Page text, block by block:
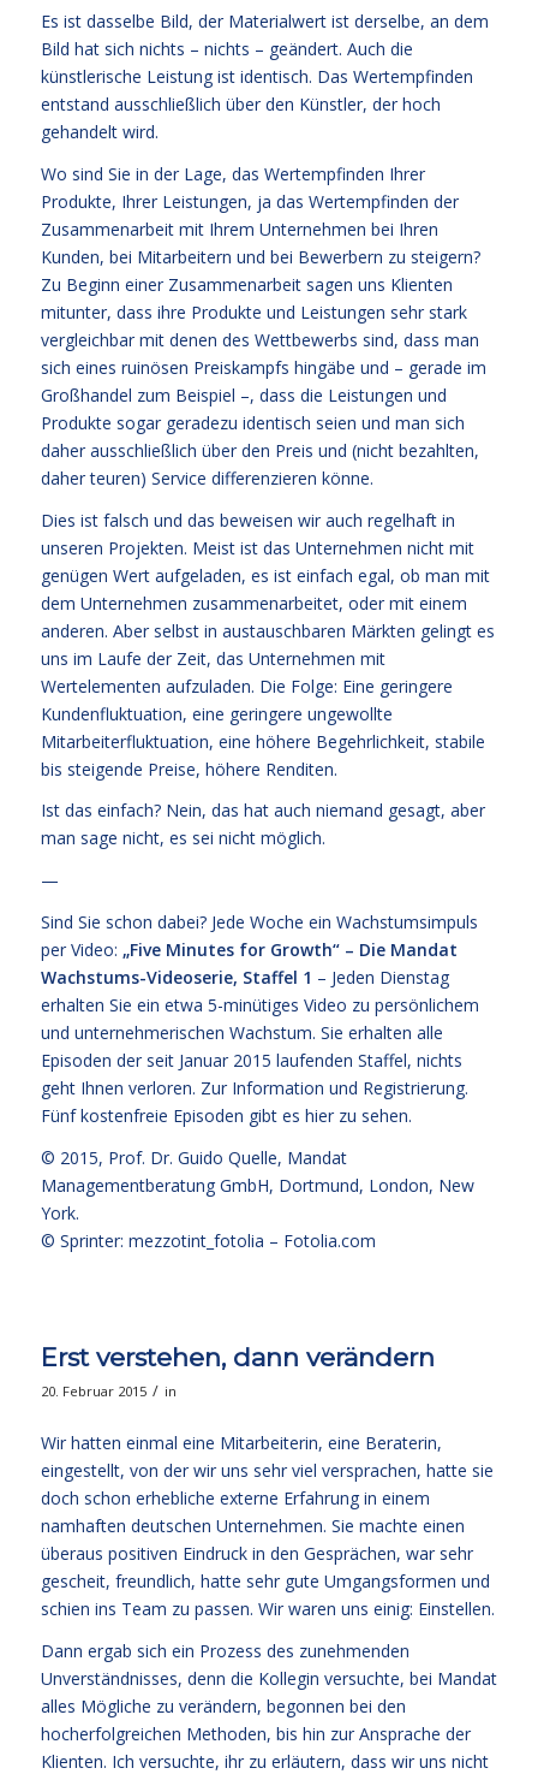
Es ist dasselbe Bild, der Materialwert ist derselbe, an dem
Bild hat sich nichts – nichts – geändert. Auch die
künstlerische Leistung ist identisch. Das Wertempfinden
entstand ausschließlich über den Künstler, der hoch
gehandelt wird.
Wo sind Sie in der Lage, das Wertempfinden Ihrer
Produkte, Ihrer Leistungen, ja das Wertempfinden der
Zusammenarbeit mit Ihrem Unternehmen bei Ihren
Kunden, bei Mitarbeitern und bei Bewerbern zu steigern?
Zu Beginn einer Zusammenarbeit sagen uns Klienten
mitunter, dass ihre Produkte und Leistungen sehr stark
vergleichbar mit denen des Wettbewerbs sind, dass man
sich eines ruinösen Preiskampfs hingäbe und – gerade im
Großhandel zum Beispiel –, dass die Leistungen und
Produkte sogar geradezu identisch seien und man sich
daher ausschließlich über den Preis und (nicht bezahlten,
daher teuren) Service differenzieren könne.
Dies ist falsch und das beweisen wir auch regelhaft in
unseren Projekten. Meist ist das Unternehmen nicht mit
genügen Wert aufgeladen, es ist einfach egal, ob man mit
dem Unternehmen zusammenarbeitet, oder mit einem
anderen. Aber selbst in austauschbaren Märkten gelingt es
uns im Laufe der Zeit, das Unternehmen mit
Wertelementen aufzuladen. Die Folge: Eine geringere
Kundenfluktuation, eine geringere ungewollte
Mitarbeiterfluktuation, eine höhere Begehrlichkeit, stabile
bis steigende Preise, höhere Renditen.
Ist das einfach? Nein, das hat auch niemand gesagt, aber
man sage nicht, es sei nicht möglich.
—
Sind Sie schon dabei? Jede Woche ein Wachstumsimpuls
per Video: „Five Minutes for Growth“ – Die Mandat
Wachstums-Videoserie, Staffel 1 – Jeden Dienstag
erhalten Sie ein etwa 5-minütiges Video zu persönlichem
und unternehmerischen Wachstum. Sie erhalten alle
Episoden der seit Januar 2015 laufenden Staffel, nichts
geht Ihnen verloren. Zur Information und Registrierung.
Fünf kostenfreie Episoden gibt es hier zu sehen.
© 2015, Prof. Dr. Guido Quelle, Mandat
Managementberatung GmbH, Dortmund, London, New
York.
© Sprinter: mezzotint_fotolia – Fotolia.com
Erst verstehen, dann verändern
20. Februar 2015 / in
Wir hatten einmal eine Mitarbeiterin, eine Beraterin,
eingestellt, von der wir uns sehr viel versprachen, hatte sie
doch schon erhebliche externe Erfahrung in einem
namhaften deutschen Unternehmen. Sie machte einen
überaus positiven Eindruck in den Gesprächen, war sehr
gescheit, freundlich, hatte sehr gute Umgangsformen und
schien ins Team zu passen. Wir waren uns einig: Einstellen.
Dann ergab sich ein Prozess des zunehmenden
Unverständnisses, denn die Kollegin versuchte, bei Mandat
alles Mögliche zu verändern, begonnen bei den
hocherfolgreichen Methoden, bis hin zur Ansprache der
Klienten. Ich versuchte, ihr zu erläutern, dass wir uns nicht